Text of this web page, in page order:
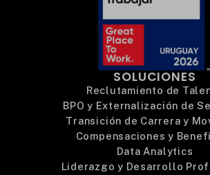
SOLUCIONES
Reclutamiento de
BPO y Externalización de
Transición de Carrera y
Compensaciones y
Data Analytics
Liderazgo y Desarrollo